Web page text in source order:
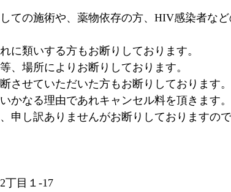
ての施術や、薬物依存の方、HIV感染者など
に類いする方もお断りしております。
、場所によりお断りしております。
させていただいた方もお断りしております。
かなる理由であれキャンセル料を頂きます。
し訳ありませんがお断りしておりますの
丁目１-17